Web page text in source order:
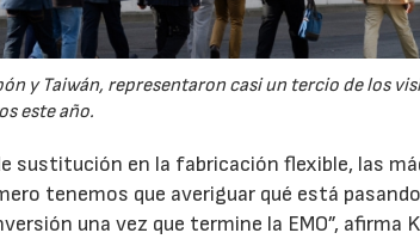
y Taiwán, representaron casi un tercio de los
este año.
sustitución en la fabricación flexible, las
tenemos que averiguar qué está
una vez que termine la EMO”, afirma